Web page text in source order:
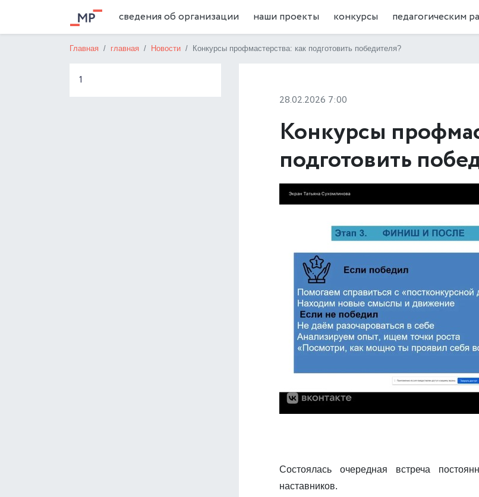
сведения об организации наши проекты конкурсы педагогическим
Главная главная Новости Конкурсы профмастерства: как подготовить победителя?
1
28.02.2026 7:00
Конкурсы
подготовить
Состоялась очередная встреча
наставников.